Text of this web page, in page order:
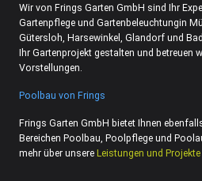
Wir von Frings Garten GmbH sind Ihr
Gartenpflege und Gartenbeleuchtungin
Gütersloh, Harsewinkel, Glandorf und
Ihr Gartenprojekt gestalten und betreuen
Vorstellungen.
Poolbau von Frings
Frings Garten GmbH bietet Ihnen
Bereichen Poolbau, Poolpflege und
mehr über unsere Leistungen und